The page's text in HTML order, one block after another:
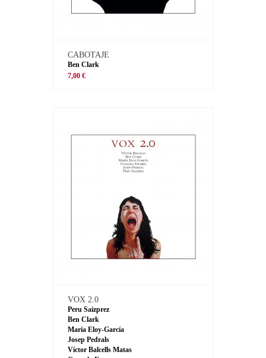
CABOTAJE
Ben Clark
7,00 €
VOX 2.0
Peru Saizprez
Ben Clark
María Eloy-García
Josep Pedrals
Víctor Balcells Matas